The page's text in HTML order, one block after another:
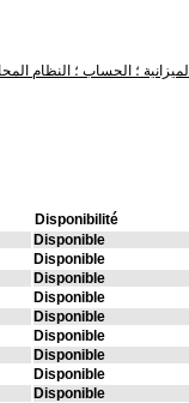
الميزانية ؛ الحساب ؛ النظام
Disponibilité
Disponible
Disponible
Disponible
Disponible
Disponible
Disponible
Disponible
Disponible
Disponible